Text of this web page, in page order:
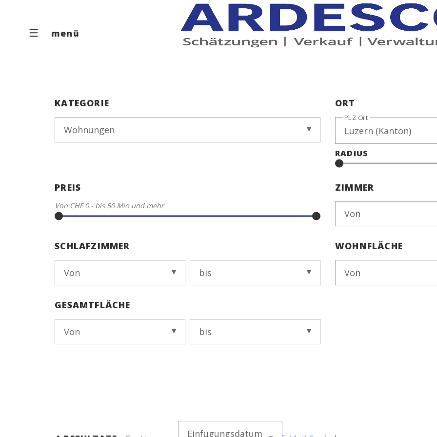
menü
KATEGORIE
Wohnungen
ORT
PLZ Ort
RADIUS
PREIS
Von CHF 0.- bis 50 Mio und mehr
ZIMMER
Von
SCHLAFZIMMER
Von bis
WOHNFLÄCHE
Von
GESAMTFLÄCHE
Von bis
Einfügungsdatum